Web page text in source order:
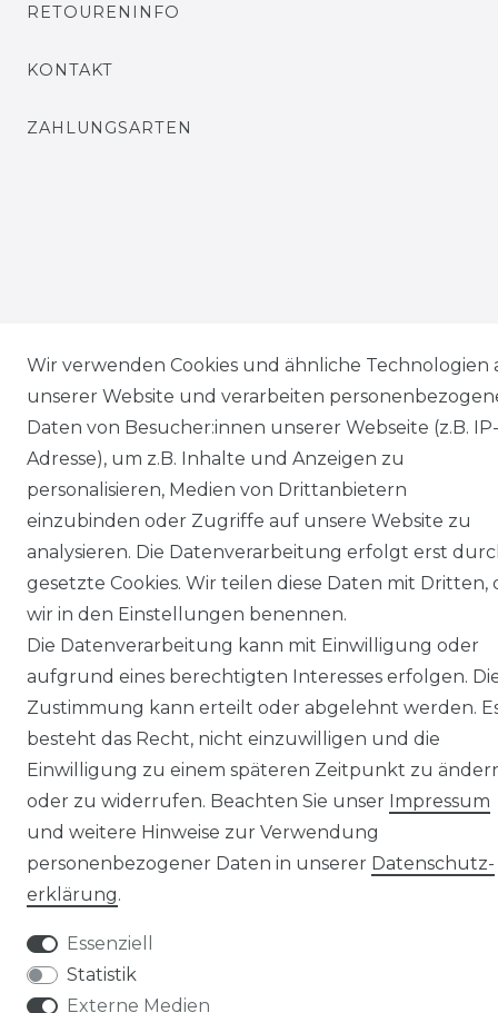
RETOURENINFO
KONTAKT
ZAHLUNGSARTEN
Wir verwenden Cookies und ähnliche Technologien
unserer Website und verarbeiten
Daten von Besucher:innen unserer Webseite (z.B. IP-
Adresse), um z.B. Inhalte und Anzeigen zu
personalisieren, Medien von Drittanbietern
einzubinden oder Zugriffe auf unsere Website zu
analysieren. Die Datenverarbeitung erfolgt erst
gesetzte Cookies. Wir teilen diese Daten mit Dritten,
wir in den Einstellungen benennen.
Die Datenverarbeitung kann mit Einwilligung oder
aufgrund eines berechtigten Interesses erfolgen.
Zustimmung kann erteilt oder abgelehnt werden.
besteht das Recht, nicht einzuwilligen und die
Einwilligung zu einem späteren Zeitpunkt zu
oder zu widerrufen. Beachten Sie unser Impressum
und weitere Hinweise zur Verwendung
personenbezogener Daten in unserer Daten­schutz­
erklärung.
Essenziell
Statistik
Externe Medien